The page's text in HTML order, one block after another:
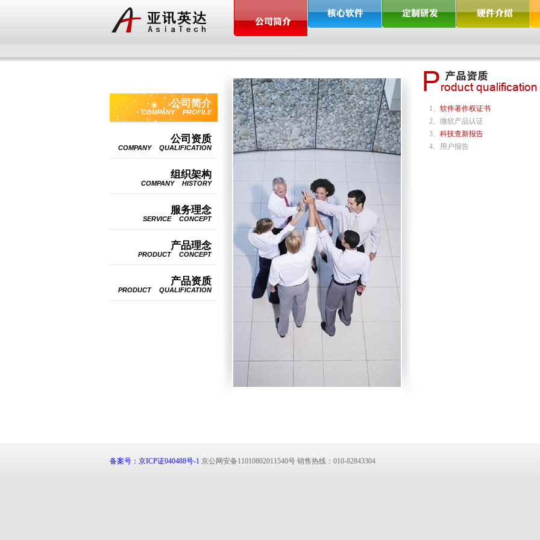
公司简介
COMPANY PROFILE
公司资质
COMPANY QUALIFICATION
组织架构
COMPANY HISTORY
服务理念
SERVICE CONCEPT
产品理念
PRODUCT CONCEPT
产品资质
PRODUCT QUALIFICATION
1、 软件著作权证书
2、微软产品认证
3、 科技查新报告
4、用户报告
备案号： 京ICP证040488号-1 京公网安备11010802011540号 销售热线：010-82843304